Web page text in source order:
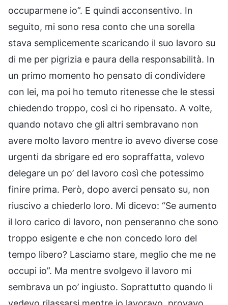
occuparmene io”. E quindi acconsentivo. In
seguito, mi sono resa conto che una sorella
stava semplicemente scaricando il suo lavoro su
di me per pigrizia e paura della responsabilità. In
un primo momento ho pensato di condividere
con lei, ma poi ho temuto ritenesse che le stessi
chiedendo troppo, così ci ho ripensato. A volte,
quando notavo che gli altri sembravano non
avere molto lavoro mentre io avevo diverse cose
urgenti da sbrigare ed ero sopraffatta, volevo
delegare un po’ del lavoro così che potessimo
finire prima. Però, dopo averci pensato su, non
riuscivo a chiederlo loro. Mi dicevo: “Se aumento
il loro carico di lavoro, non penseranno che sono
troppo esigente e che non concedo loro del
tempo libero? Lasciamo stare, meglio che me ne
occupi io”. Ma mentre svolgevo il lavoro mi
sembrava un po’ ingiusto. Soprattutto quando li